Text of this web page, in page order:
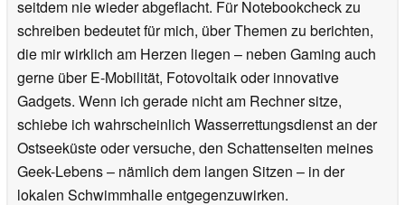
seitdem nie wieder abgeflacht. Für Notebookcheck zu
schreiben bedeutet für mich, über Themen zu berichten,
die mir wirklich am Herzen liegen – neben Gaming auch
gerne über E-Mobilität, Fotovoltaik oder innovative
Gadgets. Wenn ich gerade nicht am Rechner sitze,
schiebe ich wahrscheinlich Wasserrettungsdienst an der
Ostseeküste oder versuche, den Schattenseiten meines
Geek-Lebens – nämlich dem langen Sitzen – in der
lokalen Schwimmhalle entgegenzuwirken.